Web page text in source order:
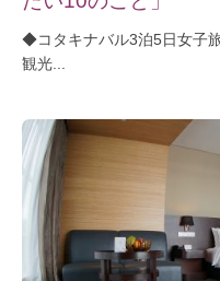
◆コタキナバル3泊5日女子
観光...